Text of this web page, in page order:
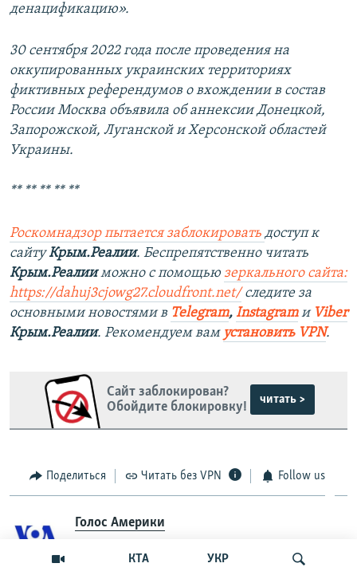
КТА УКР
денацификацию».
30 сентября 2022 года после проведения на
оккупированных украинских территориях
фиктивных референдумов о вхождении в состав
России Москва объявила об аннексии Донецкой,
Запорожской, Луганской и Херсонской областей
Украины.
** ** ** ** **
Роскомнадзор пытается заблокировать доступ к
сайтуКрым.Реалии. Беспрепятственно читать
Крым.Реалииможно с помощью зеркального сайта:
https://dahuj3cjowg27.cloudfront.net/следите за
основными новостями в Telegram, Instagramи Viber
Крым.Реалии. Рекомендуем вам установить VPN.
Сайт заблокирован?
Обойдите блокировку!
читать >
Поделиться Читать без VPN Follow us
Голос Америки
(Перепечатка из «Голоса Америки»)